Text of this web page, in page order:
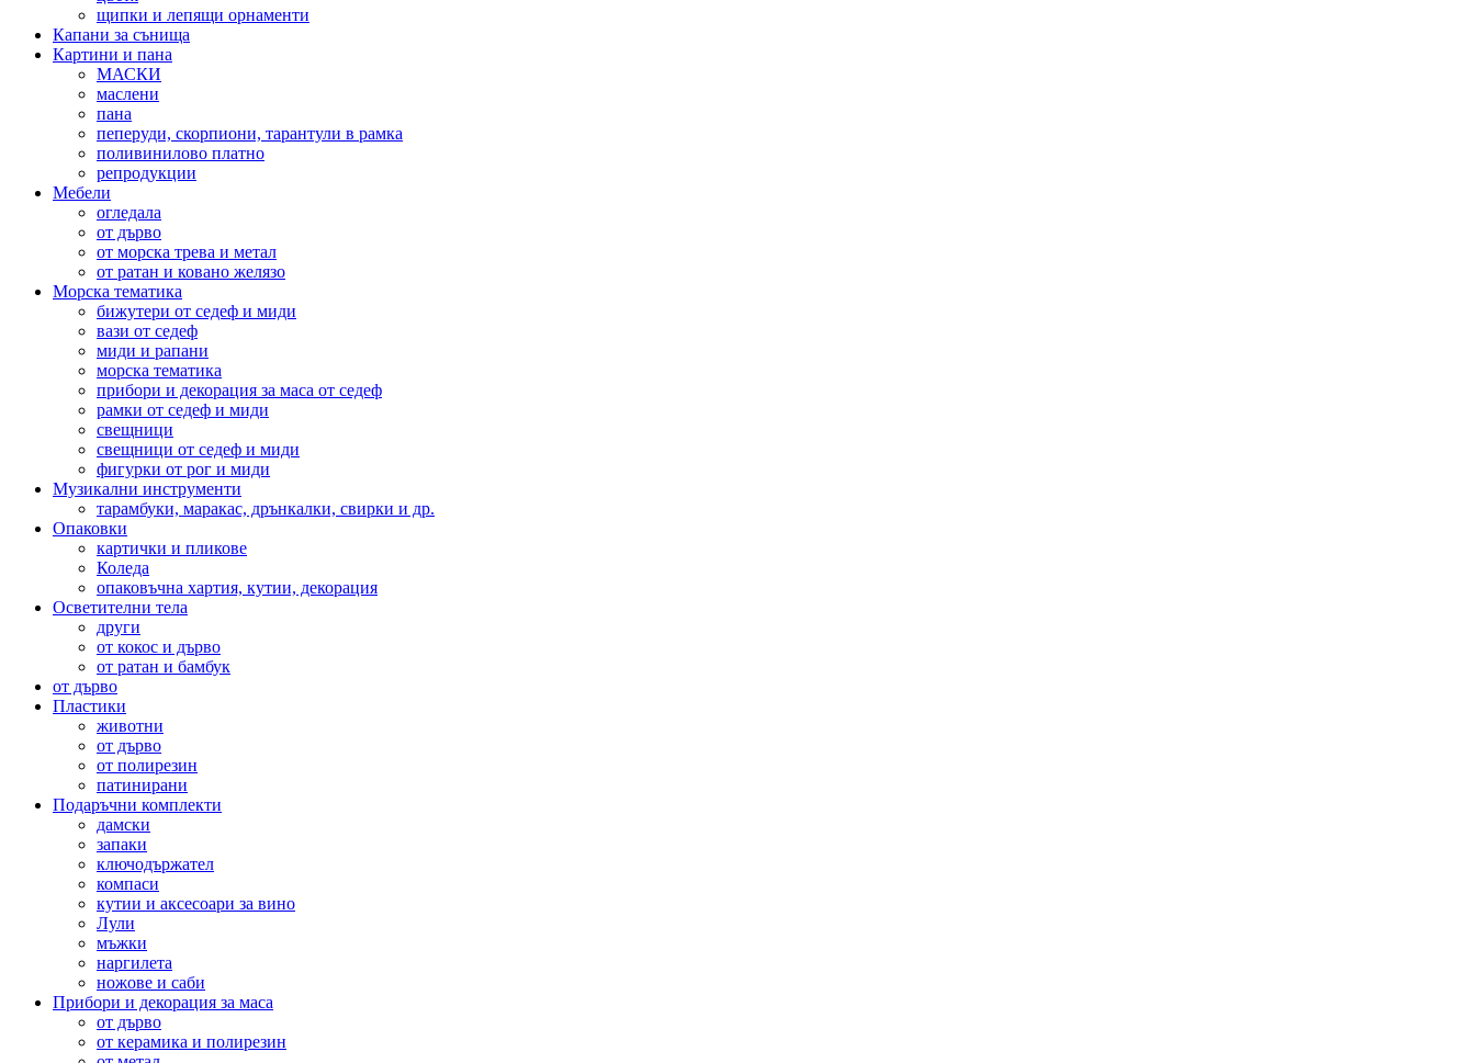
щипки и лепящи орнаменти
Капани за сънища
Картини и пана
МАСКИ
маслени
пана
пеперуди, скорпиони, тарантули в рамка
поливинилово платно
репродукции
Мебели
огледала
от дърво
от морска трева и метал
от ратан и ковано желязо
Морска тематика
бижутери от седеф и миди
вази от седеф
миди и рапани
морска тематика
прибори и декорация за маса от седеф
рамки от седеф и миди
свещници
свещници от седеф и миди
фигурки от рог и миди
Музикални инструменти
тарамбуки, маракас, дрънкалки, свирки и др.
Опаковки
картички и пликове
Коледа
опаковъчна хартия, кутии, декорация
Осветителни тела
други
от кокос и дърво
от ратан и бамбук
от дърво
Пластики
животни
от дърво
от полирезин
патинирани
Подаръчни комплекти
дамски
запаки
ключодържател
компаси
кутии и аксесоари за вино
Лули
мъжки
наргилета
ножове и саби
Прибори и декорация за маса
от дърво
от керамика и полирезин